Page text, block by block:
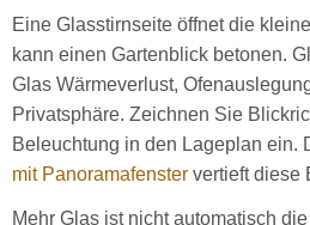
Eine Glasstirnseite öffnet die
kann einen Gartenblick betonen.
Glas Wärmeverlust,
Privatsphäre. Zeichnen Sie
Beleuchtung in den Lageplan ein.
mit Panoramafenster vertieft diese
Mehr Glas ist nicht automatisch